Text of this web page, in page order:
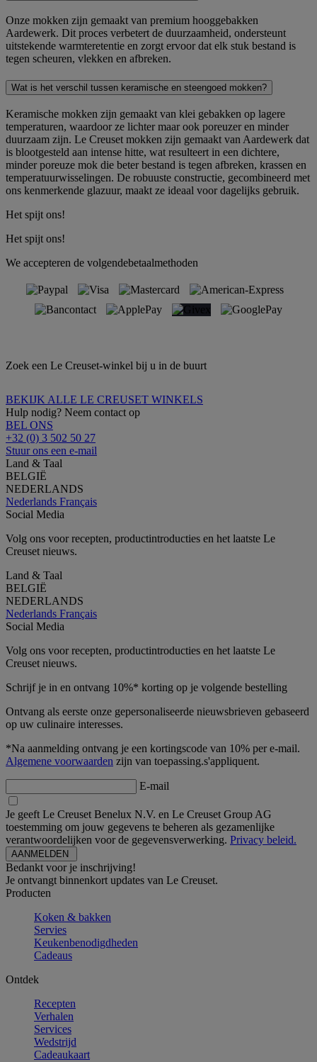
Onze mokken zijn gemaakt van premium hooggebakken
Aardewerk. Dit proces verbetert de duurzaamheid, ondersteunt
uitstekende warmteretentie en zorgt ervoor dat elk stuk bestand is
tegen scheuren, vlekken en afbreken.
Wat is het verschil tussen keramische en steengoed mokken?
Keramische mokken zijn gemaakt van klei gebakken op lagere
temperaturen, waardoor ze lichter maar ook poreuzer en minder
duurzaam zijn. Le Creuset mokken zijn gemaakt van Aardewerk dat
is blootgesteld aan intense hitte, wat resulteert in een dichtere,
minder poreuze mok die beter bestand is tegen afbreken, krassen en
temperatuurwisselingen. De robuuste constructie, gecombineerd met
ons kenmerkende glazuur, maakt ze ideaal voor dagelijks gebruik.
Het spijt ons!
Het spijt ons!
We accepteren de volgendebetaalmethoden
Zoek een Le Creuset-winkel bij u in de buurt
BEKIJK ALLE LE CREUSET WINKELS
Hulp nodig? Neem contact op
BEL ONS
+32 (0) 3 502 50 27
Stuur ons een e-mail
Land & Taal
BELGIË
NEDERLANDS
Nederlands Français
Social Media
Volg ons voor recepten, productintroducties en het laatste Le
Creuset nieuws.
Land & Taal
BELGIË
NEDERLANDS
Nederlands Français
Social Media
Volg ons voor recepten, productintroducties en het laatste Le
Creuset nieuws.
Schrijf je in en ontvang 10%* korting op je volgende bestelling
Ontvang als eerste onze gepersonaliseerde nieuwsbrieven gebaseerd
op uw culinaire interesses.
*Na aanmelding ontvang je een kortingscode van 10% per e-mail.
Algemene voorwaarden zijn van toepassing.s'appliquent.
E-mail
Je geeft Le Creuset Benelux N.V. en Le Creuset Group AG
toestemming om jouw gegevens te beheren als gezamenlijke
verantwoordelijken voor de gegevensverwerking. Privacy beleid.
Bedankt voor je inschrijving!
Je ontvangt binnenkort updates van Le Creuset.
Producten
Koken & bakken
Servies
Keukenbenodigdheden
Cadeaus
Ontdek
Recepten
Verhalen
Services
Wedstrijd
Cadeaukaart